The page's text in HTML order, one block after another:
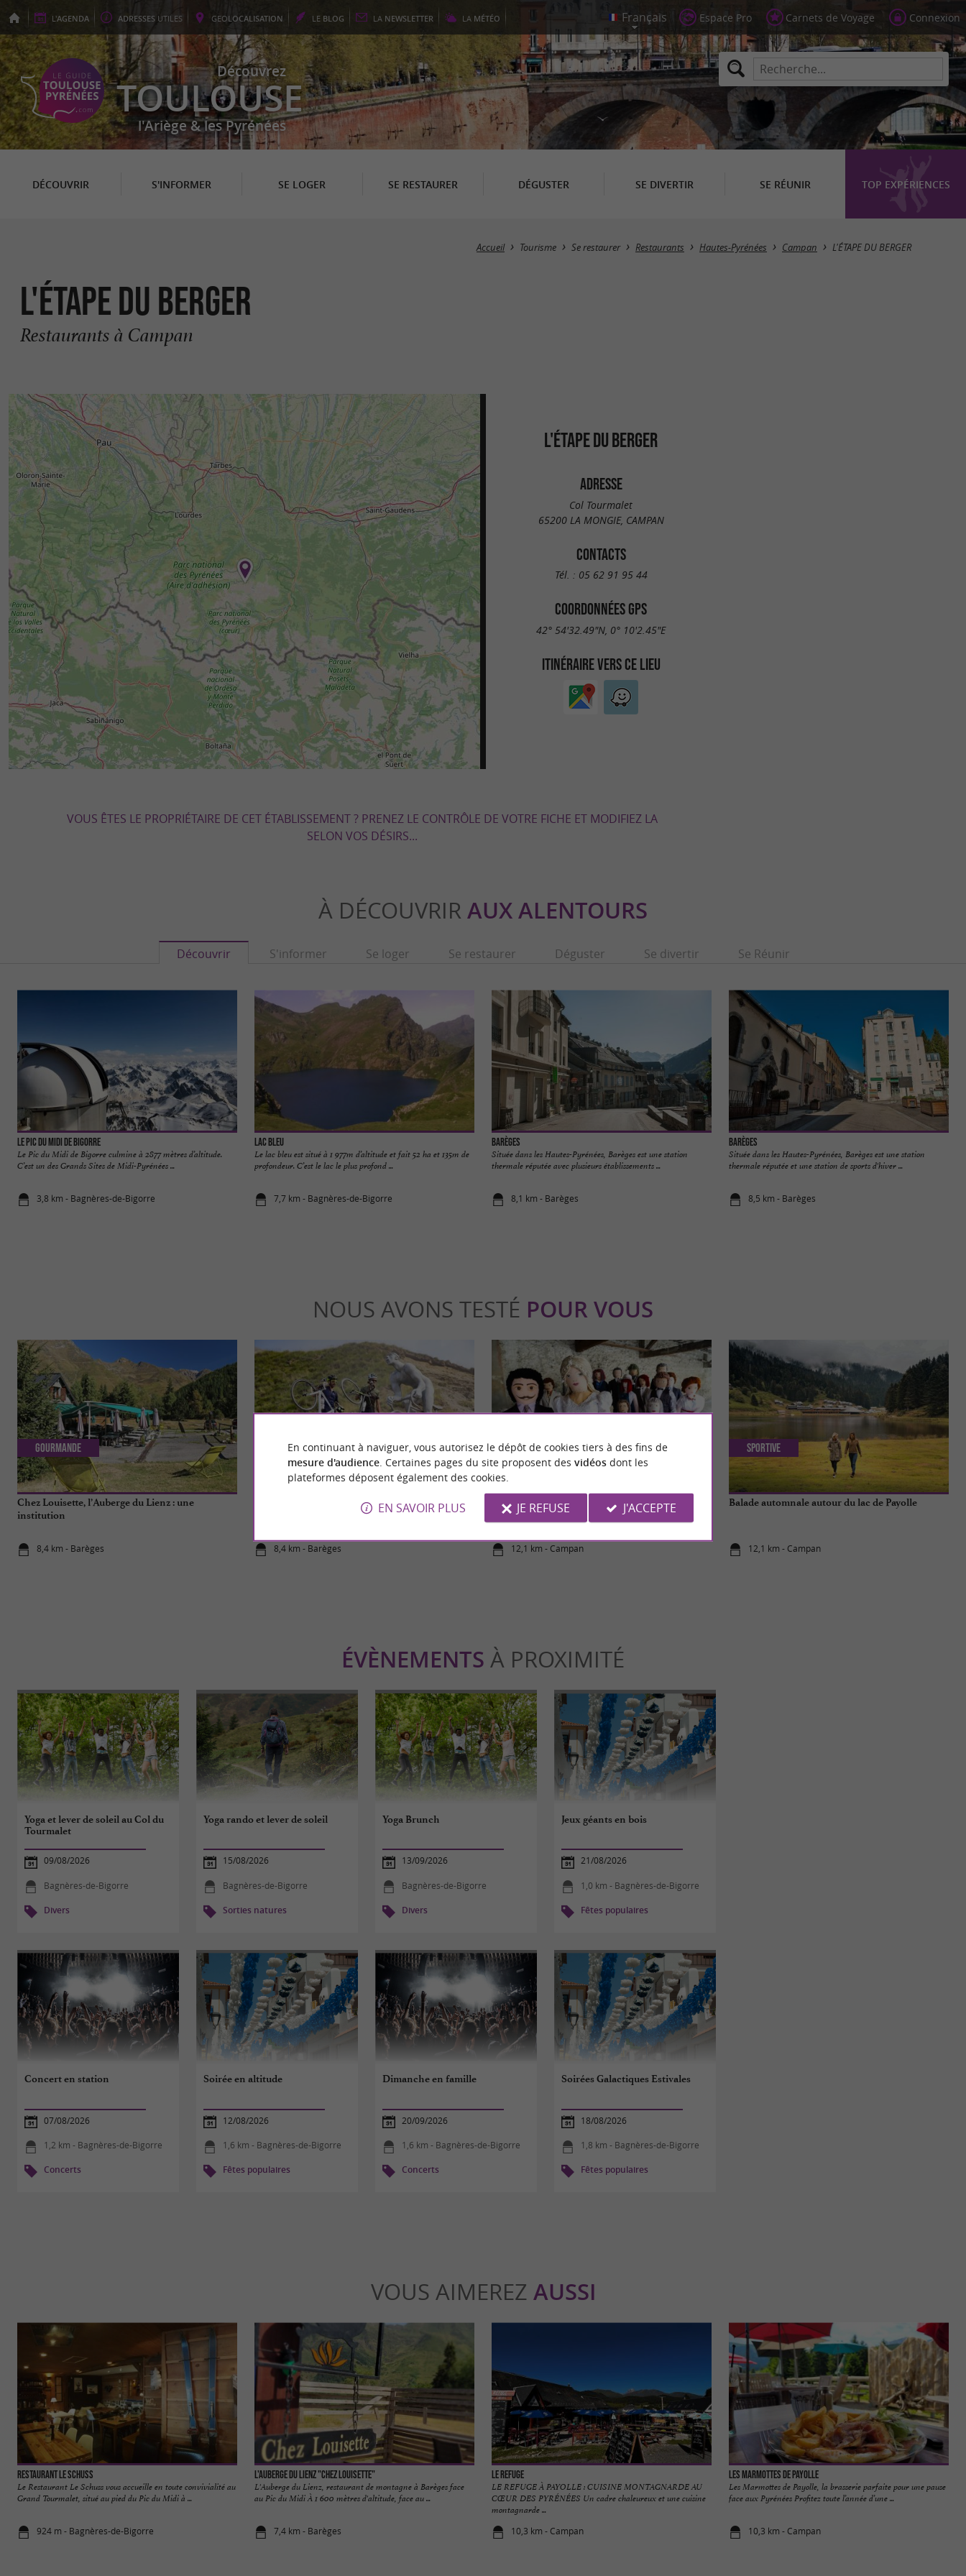
L'AGENDA ADRESSES UTILES GEOLOCALISATION LE BLOG LA NEWSLETTER LA MÉTÉO Espace Pro Carnets de Voyage Connexion
Découvrez
TOULOUSE
l'Ariège & les Pyrénées
DÉCOUVRIR S'INFORMER SE LOGER SE RESTAURER DÉGUSTER SE DIVERTIR SE RÉUNIR TOP EXPÉRIENCES
Accueil Tourisme Se restaurer Restaurants Hautes-Pyrénées Campan L'ÉTAPE DU BERGER
L'ÉTAPE DU BERGER
Restaurants à Campan
L'ÉTAPE DU BERGER
ADRESSE
Col Tourmalet
65200 LA MONGIE, CAMPAN
CONTACTS
Tél. : 05 62 91 95 44
COORDONNÉES GPS
42° 54'32.49"N, 0° 10'2.45"E
ITINÉRAIRE VERS CE LIEU
VOUS ÊTES LE PROPRIÉTAIRE DE CET ÉTABLISSEMENT ? PRENEZ LE CONTRÔLE DE VOTRE FICHE ET MODIFIEZ LA
SELON VOS DÉSIRS...
À DÉCOUVRIR AUX ALENTOURS
Découvrir S'informer Se loger Se restaurer Déguster Se divertir Se Réunir
Le Pic Du Midi De Bigorre
Le Pic du Midi de Bigorre culmine à 2877 mètres d’altitude.
C’est un des Grands Sites de Midi-Pyrénées ...
3,8 km - Bagnères-de-Bigorre
Lac Bleu
Le lac bleu est situé à 1 977m d’altitude et fait 52 ha et 135m de
profondeur. C’est le lac le plus profond ...
7,7 km - Bagnères-de-Bigorre
Barèges
Située dans les Hautes-Pyrénées, Barèges est une station
thermale réputée avec plusieurs établissements ...
8,1 km - Barèges
Barèges
Située dans les Hautes-Pyrénées, Barèges est une station
thermale réputée et une station de sports d'hiver ...
8,5 km - Barèges
NOUS AVONS TESTÉ POUR VOUS
Chez Louisette, l’Auberge du Lienz : une
institution
8,4 km - Barèges
Gourmande
L’ascension à vélo du Col du Tourmalet
8,4 km - Barèges
Sportive
Les Mounaques, ces drôles de poupées de
Campan
12,1 km - Campan
Culturelle
Balade automnale autour du lac de Payolle
12,1 km - Campan
Sportive
ÉVÈNEMENTS À PROXIMITÉ
Yoga et lever de soleil au Col du
Tourmalet
09/08/2026
Bagnères-de-Bigorre
Divers
Yoga rando et lever de soleil
15/08/2026
Bagnères-de-Bigorre
Sorties natures
Yoga Brunch
13/09/2026
Bagnères-de-Bigorre
Divers
Jeux géants en bois
21/08/2026
1,0 km - Bagnères-de-Bigorre
Fêtes populaires
Concert en station
07/08/2026
1,2 km - Bagnères-de-Bigorre
Concerts
Soirée en altitude
12/08/2026
1,6 km - Bagnères-de-Bigorre
Fêtes populaires
Dimanche en famille
20/09/2026
1,6 km - Bagnères-de-Bigorre
Concerts
Soirées Galactiques Estivales
18/08/2026
1,8 km - Bagnères-de-Bigorre
Fêtes populaires
VOUS AIMEREZ AUSSI
Restaurant le Schuss
Le Restaurant Le Schuss vous accueille en toute convivialité au
Grand Tourmalet, situé au pied du Pic du Midi à ...
924 m - Bagnères-de-Bigorre
L'Auberge du Lienz "Chez Louisette"
L'Auberge du Lienz, restaurant de montagne à Barèges face
au Pic du Midi À 1 600 mètres d'altitude, face au ...
7,4 km - Barèges
Le Refuge
LE REFUGE À PAYOLLE : CUISINE MONTAGNARDE AU
CŒUR DES PYRÉNÉES Un cadre chaleureux et une cuisine
montagnarde ...
10,3 km - Campan
Les Marmottes de Payolle
Les Marmottes de Payolle, la brasserie parfaite pour une pause
face aux Pyrénées Profitez toute l’année d’une ...
10,3 km - Campan
En continuant à naviguer, vous autorisez le dépôt de cookies tiers à des fins de
mesure d'audience. Certaines pages du site proposent des vidéosdont les
plateformes déposent également des cookies.
EN SAVOIR PLUS JE REFUSE J'ACCEPTE